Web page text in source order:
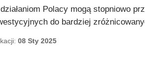
Polacy mogą stopniowo
do bardziej
08 Sty 2025